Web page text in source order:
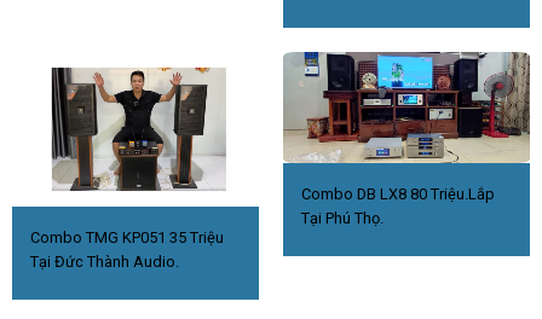
Combo TMG KP051 35 Triệu
Tại Đức Thành Audio.
Combo DB LX8 80 Triệu.Lắp
Tại Phú Thọ.